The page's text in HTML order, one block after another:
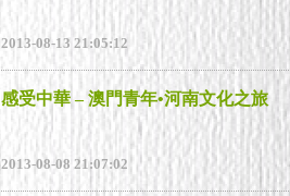
2013-08-13 21:05:12
感受中華 – 澳門青年•河南文化之旅
2013-08-08 21:07:02